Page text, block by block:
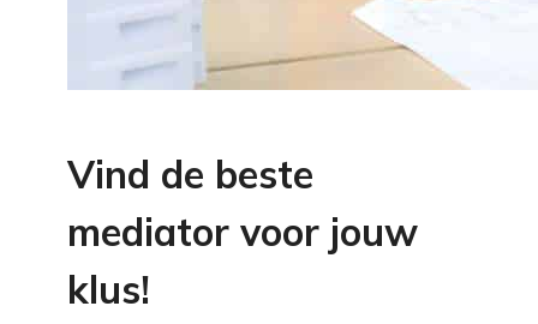
Vind de beste
mediator voor jouw
klus!